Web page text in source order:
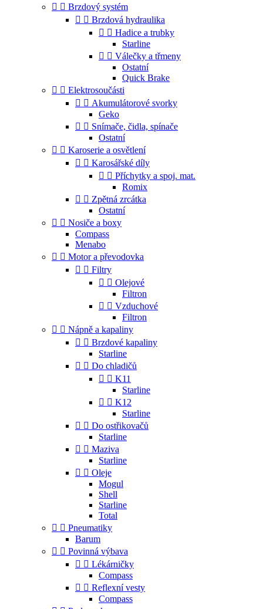
  Brzdový systém
  Brzdová hydraulika
  Hadice a trubky
Starline
  Válečky a třmeny
Ostatní
Quick Brake
  Elektrosoučásti
  Akumulátorové svorky
Geko
  Snímače, čidla, spínače
Ostatní
  Karoserie a osvětlení
  Karosářské díly
  Příchytky a spoj. mat.
Romix
  Zpětná zrcátka
Ostatní
  Nosiče a boxy
Compass
Menabo
  Motor a převodovka
  Filtry
  Olejové
Filtron
  Vzduchové
Filtron
  Nápně a kapaliny
  Brzdové kapaliny
Starline
  Do chladičů
  K11
Starline
  K12
Starline
  Do ostřikovačů
Starline
  Maziva
Starline
  Oleje
Mogul
Shell
Starline
Total
  Pneumatiky
Barum
  Povinná výbava
  Lékárničky
Compass
  Reflexní vesty
Compass